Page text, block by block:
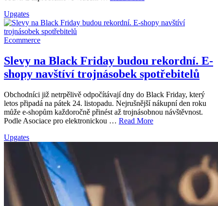
Upgates
Ecommerce
Slevy na Black Friday budou rekordní. E-
shopy navštíví trojnásobek spotřebitelů
Obchodníci již netrpělivě odpočítávají dny do Black Friday, který
letos připadá na pátek 24. listopadu. Nejrušnější nákupní den roku
může e-shopům každoročně přinést až trojnásobnou návštěvnost.
Podle Asociace pro elektronickou … Read More
Upgates